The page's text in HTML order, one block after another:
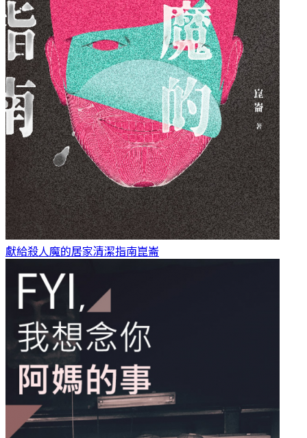
獻給殺人魔的居家清潔指南崑崙